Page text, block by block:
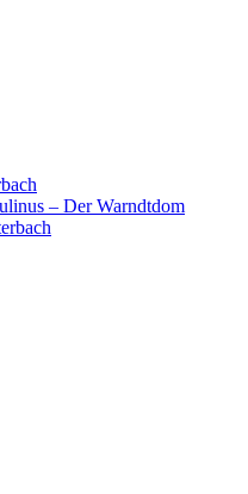
– Der Warndtdom